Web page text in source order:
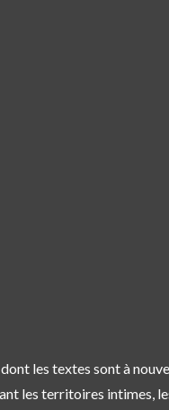
dont les textes sont à
les territoires intimes,